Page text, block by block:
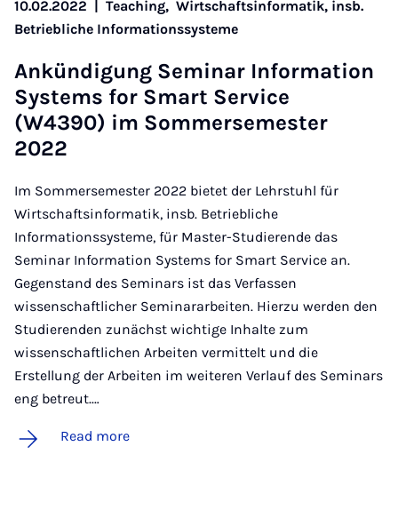
10.02.2022 Teaching, Wirtschaftsinformatik, insb.
Betriebliche Informationssysteme
Ankündi­gung Sem­in­ar In­form­a­tion
Sys­tems for Smart Ser­vice
(W4390) im Som­mersemester
2022
Im Sommersemester 2022 bietet der Lehrstuhl für
Wirtschaftsinformatik, insb. Betriebliche
Informationssysteme, für Master-Studierende das
Seminar Information Systems for Smart Service an.
Gegenstand des Seminars ist das Verfassen
wissenschaftlicher Seminararbeiten. Hierzu werden den
Studierenden zunächst wichtige Inhalte zum
wissenschaftlichen Arbeiten vermittelt und die
Erstellung der Arbeiten im weiteren Verlauf des Seminars
eng betreut.…
Read more